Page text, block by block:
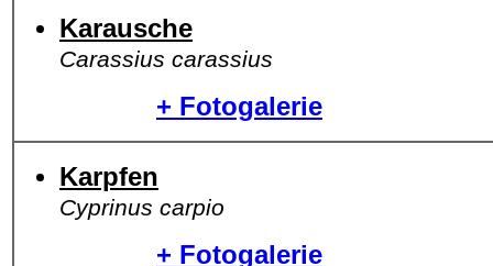
Karausche
Carassius carassius
+ Fotogalerie
Karpfen
Cyprinus carpio
+ Fotogalerie